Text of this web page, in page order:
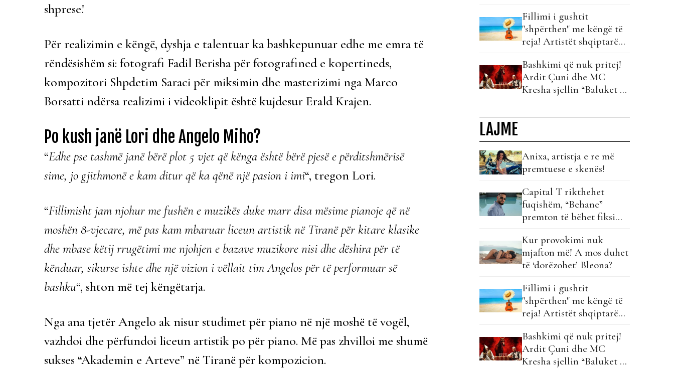
shprese!
Për realizimin e këngë, dyshja e talentuar ka bashkepunuar edhe me emra të
rëndësishëm si: fotografi Fadil Berisha për fotografined e kopertineds,
kompozitori Shpdetim Saraci për miksimin dhe masterizimi nga Marco
Borsatti ndërsa realizimi i videoklipit është kujdesur Erald Krajen.
Po kush janë Lori dhe Angelo Miho?
“Edhe pse tashmë janë bërë plot 5 vjet që kënga është bërë pjesë e përditshmërisë
sime, jo gjithmonë e kam ditur që ka qënë një pasion i imi“, tregon Lori.
“Fillimisht jam njohur me fushën e muzikës duke marr disa mësime pianoje që në
moshën 8-vjecare, më pas kam mbaruar liceun artistik në Tiranë për kitare klasike
dhe mbase këtij rrugëtimi me njohjen e bazave muzikore nisi dhe dëshira për të
kënduar, sikurse ishte dhe një vizion i vëllait tim Angelos për të performuar së
bashku“, shton më tej këngëtarja.
Nga ana tjetër Angelo ak nisur studimet për piano në një moshë të vogël,
vazhdoi dhe përfundoi liceun artistik po për piano. Më pas zhvilloi me shumë
sukses “Akademin e Arteve” në Tiranë për kompozicion.
Fillimi i gushtit
"shpërthen" me këngë të
reja! Artistët shqiptarë
verës!
Bashkimi që nuk pritej!
Ardit Çuni dhe MC
Kresha sjellin “Baluket e
LAJME
Anixa, artistja e re më
premtuese e skenës!
Capital T rikthehet
fuqishëm, “Behane”
premton të bëhet fiksimi
Kur provokimi nuk
mjafton më! A mos duhet
të ‘dorëzohet’ Bleona?
Fillimi i gushtit
"shpërthen" me këngë të
reja! Artistët shqiptarë
verës!
Bashkimi që nuk pritej!
Ardit Çuni dhe MC
Kresha sjellin “Baluket e